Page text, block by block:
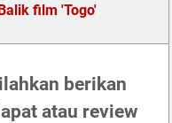
film 'Togo'
berikan
atau review